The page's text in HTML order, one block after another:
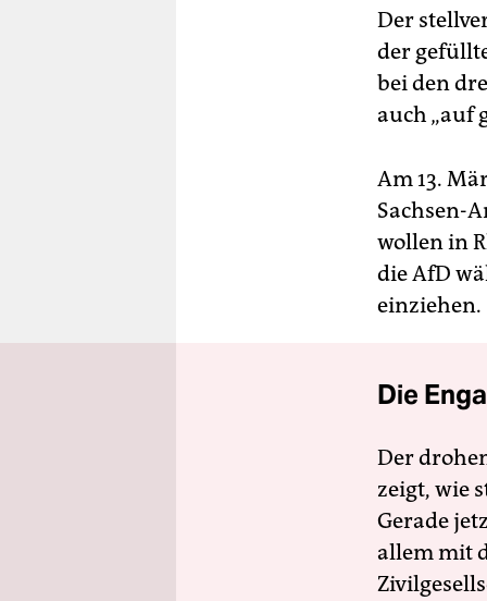
Der
der
bei den
auch „auf
Am 13.
Sachsen-
wollen in
die AfD
einziehen.
Die
Der
zeigt, wie
Gerade
allem mit